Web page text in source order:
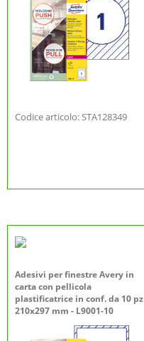
Codice articolo: STA128349
Adesivi per finestre Avery in
carta con pellicola
plastificatrice in conf. da 10 pz
210x297 mm - L9001-10